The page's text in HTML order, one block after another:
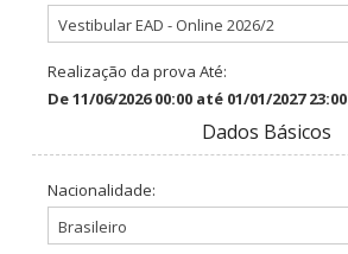
Vestibular EAD - Online 2026/2
Processo:
Realização da prova Até:
De 11/06/2026 00:00 até 01/01/2027 23:00
Dados Básicos
Nacionalidade:
Brasileiro
Nacionalidade: